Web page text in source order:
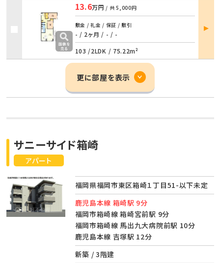
13.6万円 / 共5,000円
敷金 / 礼金 / 保証 / 敷引
- / 2ヶ月 / - / -
103 /2LDK / 75.22m²
部屋
詳細
更に部屋を表示
アパート
サニーサイド箱崎
福岡県福岡市東区箱崎１丁目51-以下未定
鹿児島本線 箱崎駅 9分
福岡市箱崎線 箱崎宮前駅 9分
福岡市箱崎線 馬出九大病院前駅 10分
鹿児島本線 吉塚駅 12分
新築 / 3階建